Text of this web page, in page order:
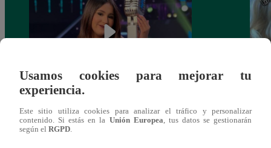
ganadora de Yo Soy: Nueva Generación!
Usamos cookies para mejorar tu
experiencia.
Este sitio utiliza cookies para analizar el tráfico y personalizar
contenido. Si estás en la Unión Europea , tus datos se gestionarán
según el RGPD